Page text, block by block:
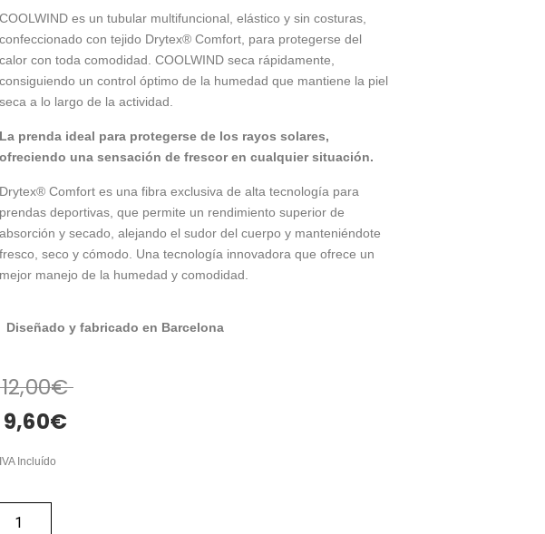
COOLWIND es un tubular multifuncional, elástico y sin costuras,
confeccionado con tejido Drytex® Comfort, para protegerse del
calor con toda comodidad. COOLWIND seca rápidamente,
consiguiendo un control óptimo de la humedad que mantiene la piel
seca a lo largo de la actividad.
La prenda ideal para protegerse de los rayos solares,
ofreciendo una sensación de frescor en cualquier situación.
Drytex® Comfort es una fibra exclusiva de alta tecnología para
prendas deportivas, que permite un rendimiento superior de
absorción y secado, alejando el sudor del cuerpo y manteniéndote
fresco, seco y cómodo. Una tecnología innovadora que ofrece un
mejor manejo de la humedad y comodidad.
Diseñado y fabricado en Barcelona
12,00€
9,60€
IVA Incluído